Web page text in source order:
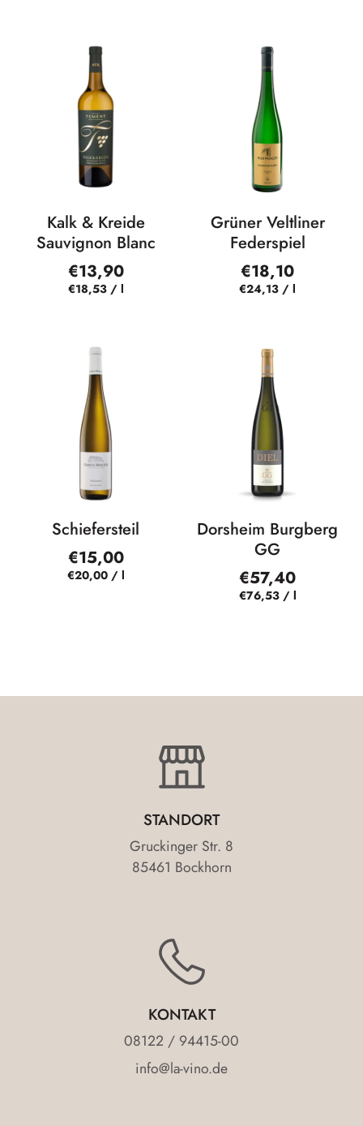
Kalk & Kreide
Sauvignon Blanc
€13,90
€18,53 / l
Grüner Veltliner
Federspiel
€18,10
€24,13 / l
Schiefersteil
€15,00
€20,00 / l
Dorsheim Burgberg
GG
€57,40
€76,53 / l
STANDORT
Gruckinger Str. 8
85461 Bockhorn
KONTAKT
08122 / 94415-00
info@la-vino.de